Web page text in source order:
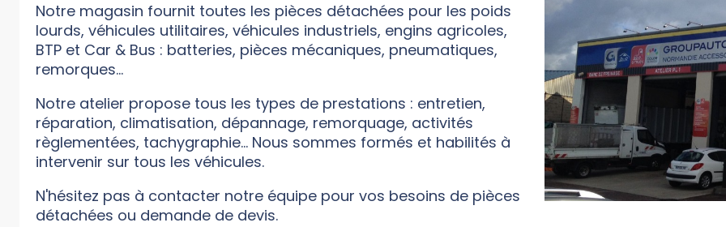
Notre magasin fournit toutes les pièces détachées pour les poids
lourds, véhicules utilitaires, véhicules industriels, engins agricoles,
BTP et Car & Bus : batteries, pièces mécaniques, pneumatiques,
remorques...
Notre atelier propose tous les types de prestations : entretien,
réparation, climatisation, dépannage, remorquage, activités
règlementées, tachygraphie... Nous sommes formés et habilités à
intervenir sur tous les véhicules.
N'hésitez pas à contacter notre équipe pour vos besoins de pièces
détachées ou demande de devis.